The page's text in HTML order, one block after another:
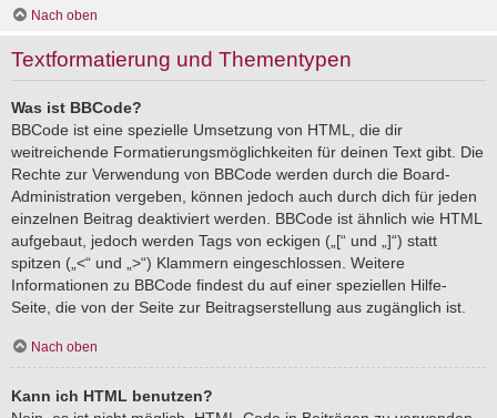
Nach oben
Textformatierung und Thementypen
Was ist BBCode?
BBCode ist eine spezielle Umsetzung von HTML, die dir
weitreichende Formatierungsmöglichkeiten für deinen Text gibt. Die
Rechte zur Verwendung von BBCode werden durch die Board-
Administration vergeben, können jedoch auch durch dich für jeden
einzelnen Beitrag deaktiviert werden. BBCode ist ähnlich wie HTML
aufgebaut, jedoch werden Tags von eckigen („[“ und „]“) statt
spitzen („<“ und „>“) Klammern eingeschlossen. Weitere
Informationen zu BBCode findest du auf einer speziellen Hilfe-
Seite, die von der Seite zur Beitragserstellung aus zugänglich ist.
Nach oben
Kann ich HTML benutzen?